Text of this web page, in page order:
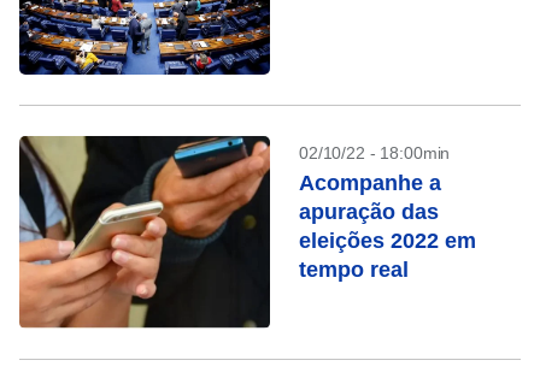
02/10/22 - 18:00min
Acompanhe a
apuração das
eleições 2022 em
tempo real